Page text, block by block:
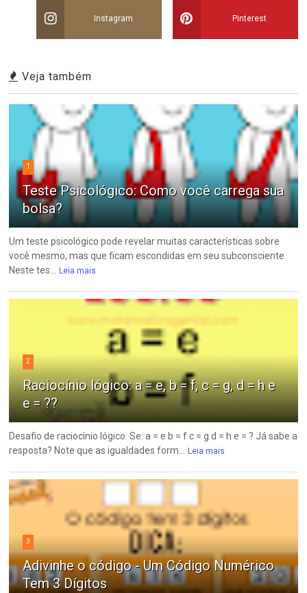
Instagram Pinterest
Veja também
1
Teste Psicológico: Como você carrega sua
bolsa?
Um teste psicológico pode revelar muitas características sobre
você mesmo, mas que ficam escondidas em seu subconsciente.
Neste tes...
Leia mais
2
Raciocínio lógico: a = e, b = f, c = g, d = h e
e = ??
Desafio de raciocínio lógico: Se: a = e b = f c = g d = h e = ? Já sabe a
resposta? Note que as igualdades form...
Leia mais
3
Adivinhe o código - Um Código Numérico
Tem 3 Dígitos